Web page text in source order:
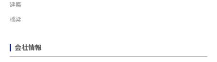
建築
橋梁
会社情報